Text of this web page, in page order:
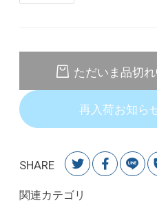
ただいま品切れ
再入荷お知ら
SHARE
関連カテゴリ